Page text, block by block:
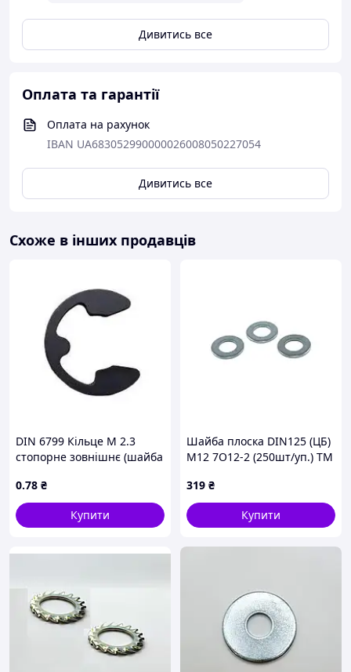
ПАРАМЕТРИ ВСТАНОВКИ КАЙБ З НІКОМ
Дивитися інші стопорні шайби
Дивитись все
Оплата та гарантії
Оплата на рахунок
IBAN UA683052990000026008050227054
Дивитись все
Схоже в інших продавців
DIN 6799 Кільце М 2.3
стопорне зовнішнє (шайба
0.78 ₴
Купити
Шайба плоска DIN125 (ЦБ)
М12 7O12-2 (250шт/уп.) ТМ
319 ₴
Купити